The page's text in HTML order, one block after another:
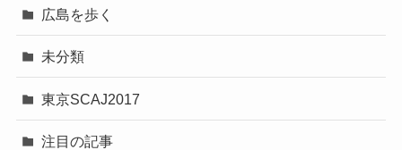
広島を歩く
未分類
東京SCAJ2017
注目の記事